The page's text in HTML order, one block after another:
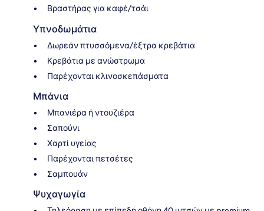
Βραστήρας για καφέ/τσάι
Υπνοδωμάτια
Δωρεάν πτυσσόμενα/έξτρα κρεβάτια
Κρεβάτια με ανώστρωμα
Παρέχονται κλινοσκεπάσματα
Μπάνια
Μπανιέρα ή ντουζιέρα
Σαπούνι
Χαρτί υγείας
Παρέχονται πετσέτες
Σαμπουάν
Ψυχαγωγία